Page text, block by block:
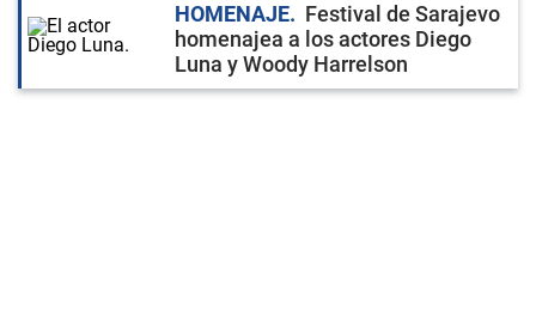
HOMENAJE
Festival de Sarajevo
homenajea a los actores Diego
Luna y Woody Harrelson